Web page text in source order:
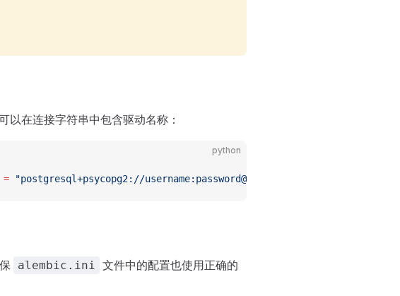
以在连接字符串中包含驱动名称：
python
= "postgresql+psycopg2://username:password@localhost:5432/dbname"
alembic.ini 文件中的配置也使用正确的